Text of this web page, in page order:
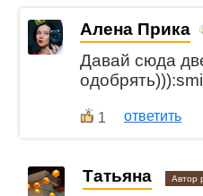
Алена Прика
Давай сюда
1 ответить
Татьяна Автор